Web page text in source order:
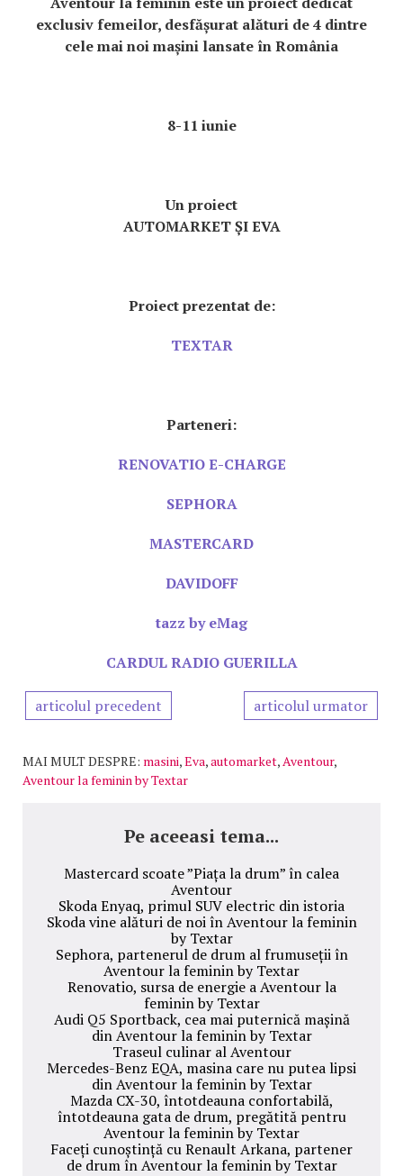
exclusiv femeilor, desfășurat alături de 4 dintre
cele mai noi mașini lansate în România
8-11 iunie
Un proiect
AUTOMARKET ȘI EVA
Proiect prezentat de:
TEXTAR
Parteneri:
RENOVATIO E-CHARGE
SEPHORA
MASTERCARD
DAVIDOFF
tazz by eMag
CARDUL RADIO GUERILLA
articolul precedent articolul urmator
MAI MULT DESPRE: masini,Eva,automarket,Aventour,
Aventour la feminin by Textar
Pe aceeasi tema...
Mastercard scoate ”Piața la drum” în calea
Aventour
Skoda Enyaq, primul SUV electric din istoria
Skoda vine alături de noi în Aventour la feminin
by Textar
Sephora, partenerul de drum al frumuseții în
Aventour la feminin by Textar
Renovatio, sursa de energie a Aventour la
feminin by Textar
Audi Q5 Sportback, cea mai puternică mașină
din Aventour la feminin by Textar
Traseul culinar al Aventour
Mercedes-Benz EQA, masina care nu putea lipsi
din Aventour la feminin by Textar
Mazda CX-30, întotdeauna confortabilă,
întotdeauna gata de drum, pregătită pentru
Aventour la feminin by Textar
Faceți cunoștință cu Renault Arkana, partener
de drum în Aventour la feminin by Textar